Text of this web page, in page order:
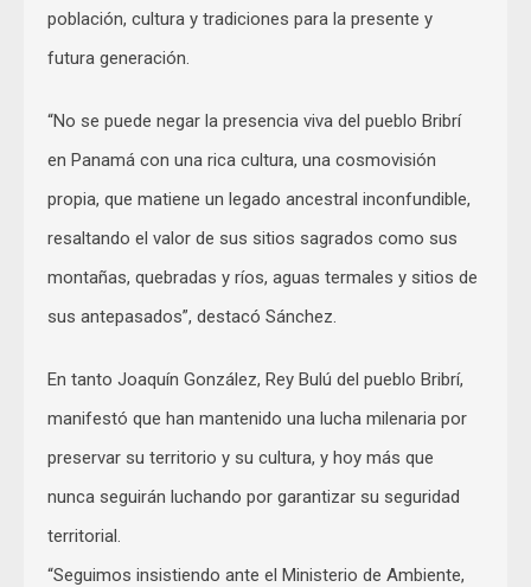
población, cultura y tradiciones para la presente y
futura generación.
“No se puede negar la presencia viva del pueblo Bribrí
en Panamá con una rica cultura, una cosmovisión
propia, que matiene un legado ancestral inconfundible,
resaltando el valor de sus sitios sagrados como sus
montañas, quebradas y ríos, aguas termales y sitios de
sus antepasados”, destacó Sánchez.
En tanto Joaquín González, Rey Bulú del pueblo Bribrí,
manifestó que han mantenido una lucha milenaria por
preservar su territorio y su cultura, y hoy más que
nunca seguirán luchando por garantizar su seguridad
territorial.
“Seguimos insistiendo ante el Ministerio de Ambiente,